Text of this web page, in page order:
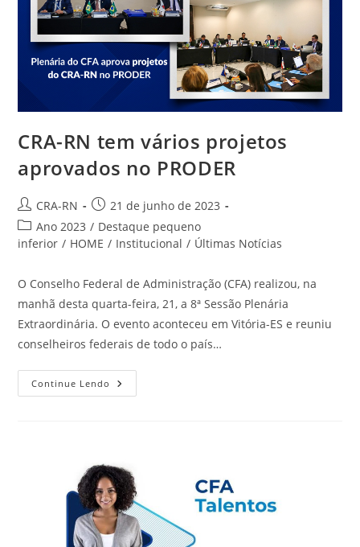
CRA-RN tem vários projetos
aprovados no PRODER
Autor
do
post:
CRA-RN
Post
publicado:
21 de junho de 2023
Categoria
do
Ano 2023 / Destaque pequeno
inferior / HOME / Institucional / Últimas Notícias
O Conselho Federal de Administração (CFA) realizou, na
manhã desta quarta-feira, 21, a 8ª Sessão Plenária
Extraordinária. O evento aconteceu em Vitória-ES e reuniu
conselheiros federais de todo o país…
Continue Lendo CRA-
RN
PRODER